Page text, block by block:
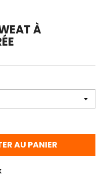
À
AU PANIER